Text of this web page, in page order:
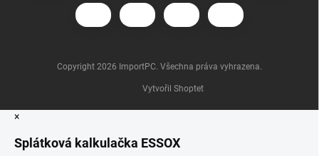
Vytvořil Shoptet
Copyright 2026 ImportPC. Všechna práva vyhrazena.
×
Splátková kalkulačka ESSOX